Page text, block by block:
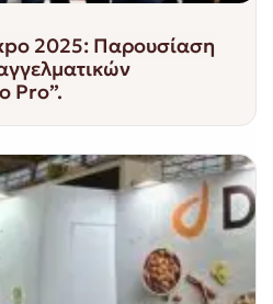
2025: Παρουσίαση
Pro”.